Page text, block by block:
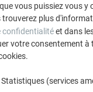
vous puissiez vous y
plus
confidentialitéet dans
votre consentement
Statistiques (services